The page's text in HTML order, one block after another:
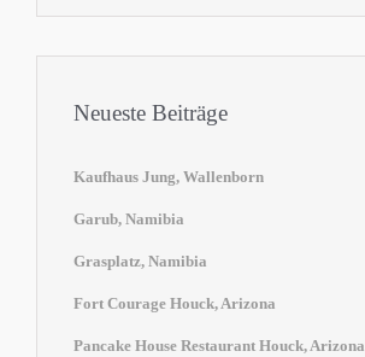
Neueste Beiträge
Kaufhaus Jung, Wallenborn
Garub, Namibia
Grasplatz, Namibia
Fort Courage Houck, Arizona
Pancake House Restaurant Houck, Arizona